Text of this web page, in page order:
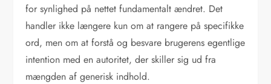
for synlighed på nettet fundamentalt ændret. Det
handler ikke længere kun om at rangere på specifikke
ord, men om at forstå og besvare brugerens egentlige
intention med en autoritet, der skiller sig ud fra
mængden af generisk indhold.